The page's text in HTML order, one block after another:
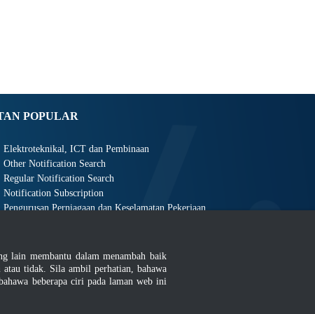
POPULAR
Elektroteknikal, ICT dan Pembinaan
Other Notification Search
Regular Notification Search
Notification Subscription
Pengurusan Perniagaan dan Keselamatan Pekerjaan
lain membantu dalam menambah baik
atau tidak. Sila ambil perhatian, bahawa
beberapa ciri pada laman web ini